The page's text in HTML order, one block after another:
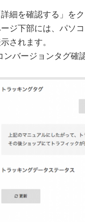
詳細を確認する」を
ジ下部には、パソ
されます。
ンバージョンタグ確